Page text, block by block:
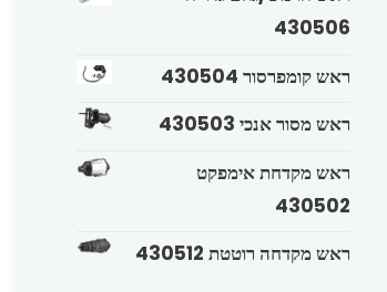
430506
ראש קומפרסור 430504
ראש מסור אנכי 430503
ראש מקדחת אימפקט
430502
ראש מקדחה רוטטת 430512